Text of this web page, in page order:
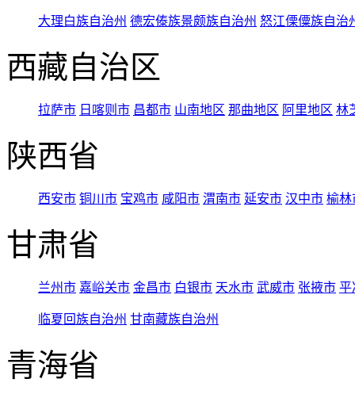
大理白族自治州 德宏傣族景颇族自治州 怒江傈僳族自治
西藏自治区
拉萨市 日喀则市 昌都市 山南地区 那曲地区 阿里地区 林
陕西省
西安市 铜川市 宝鸡市 咸阳市 渭南市 延安市 汉中市 榆林
甘肃省
兰州市 嘉峪关市 金昌市 白银市 天水市 武威市 张掖市 平
临夏回族自治州 甘南藏族自治州
青海省